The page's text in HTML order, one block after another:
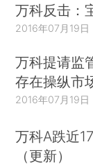
万科反击：
2016年07月19日
万科提请监
存在操纵市
2016年07月19日
万科A跌近
（更新）